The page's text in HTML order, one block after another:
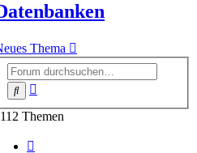
Thema
Suche
Themen